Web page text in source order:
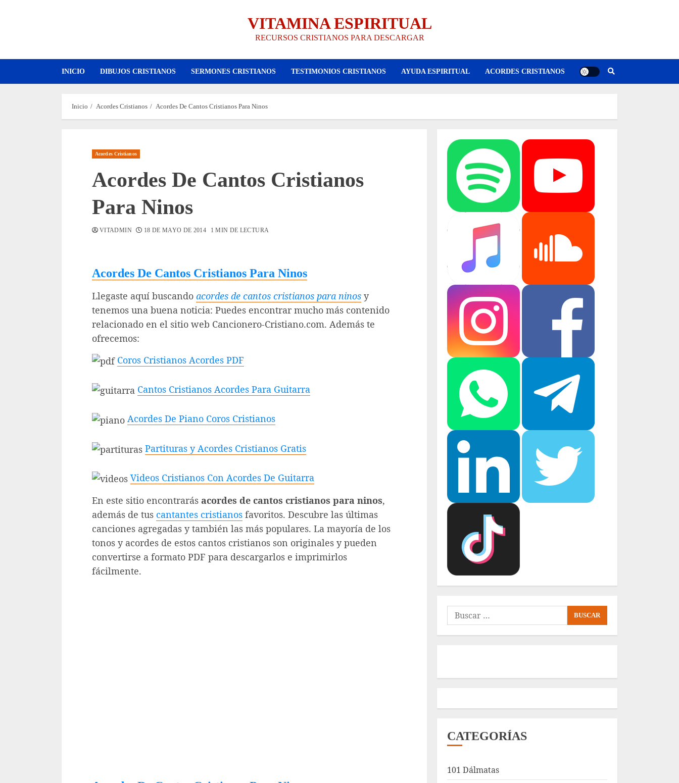
VITAMINA ESPIRITUAL
RECURSOS CRISTIANOS PARA DESCARGAR
INICIO DIBUJOS CRISTIANOS SERMONES CRISTIANOS TESTIMONIOS CRISTIANOS AYUDA ESPIRITUAL ACORDES CRISTIANOS
Inicio Acordes Cristianos Acordes De Cantos Cristianos Para Ninos
Acordes Cristianos
Acordes De Cantos Cristianos
Para Ninos
VITADMIN 18 DE MAYO DE 2014 1 MIN DE LECTURA
Acordes De Cantos Cristianos Para Ninos
Llegaste aquí buscando acordes de cantos cristianos para ninos y
tenemos una buena noticia: Puedes encontrar mucho más contenido
relacionado en el sitio web Cancionero-Cristiano.com. Además te
ofrecemos:
Coros Cristianos Acordes PDF
Cantos Cristianos Acordes Para Guitarra
Acordes De Piano Coros Cristianos
Partituras y Acordes Cristianos Gratis
Videos Cristianos Con Acordes De Guitarra
En este sitio encontrarás acordes de cantos cristianos para ninos,
además de tus cantantes cristianos favoritos. Descubre las últimas
canciones agregadas y también las más populares. La mayoría de los
tonos y acordes de estos cantos cristianos son originales y pueden
convertirse a formato PDF para descargarlos e imprimirlos
fácilmente.
Buscar:
CATEGORÍAS
101 Dálmatas